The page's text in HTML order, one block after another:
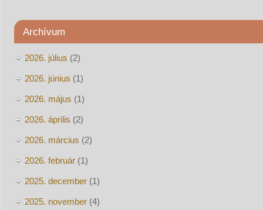
Archívum
2026. július (2)
2026. június (1)
2026. május (1)
2026. április (2)
2026. március (2)
2026. február(1)
2025. december(1)
2025. november(4)